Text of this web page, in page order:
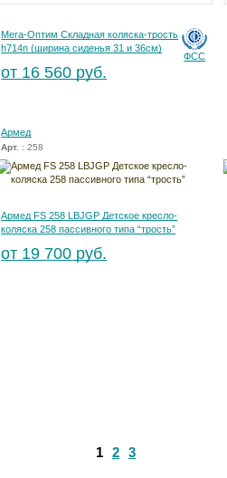
ФСС
Мега-Оптим Складная коляска-трость
h714n (ширина сиденья 31 и 36см)
от 16 560 руб.
Армед
Арт. : 258
Армед FS 258 LBJGP Детское кресло-
коляска 258 пассивного типа “трость”
от 19 700 руб.
1 2 3